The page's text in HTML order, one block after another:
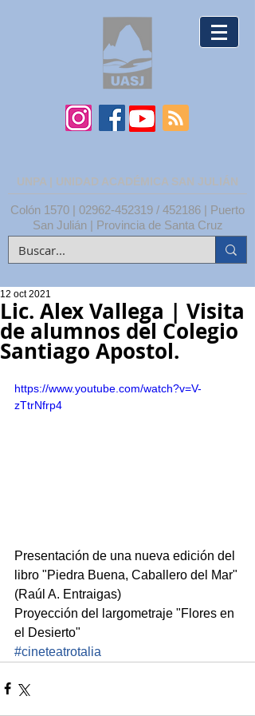
UNPA | UNIDAD ACADÉMICA SAN JULIÁN
Colón 1570 | 02962-452319 / 452186 | Puerto
San Julián | Provincia de Santa Cruz
Lic. Alex Vallega | Visita
de alumnos del Colegio
Santiago Apostol.
12 oct 2021
https://www.youtube.com/watch?v=V-
zTtrNfrp4
Presentación de una nueva edición del
libro "Piedra Buena, Caballero del Mar"
(Raúl A. Entraigas)
Proyección del largometraje "Flores en
el Desierto"
#cineteatrotalia